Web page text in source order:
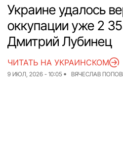
О нас
Спорт
Досье
Блог
Украине удалось
оккупации уже 2
Дмитрий Лубинец
9 ИЮЛ, 2026 - 10:05 ВЯЧЕСЛАВ
ЧИТАТЬ НА УКРАИНСКОМ